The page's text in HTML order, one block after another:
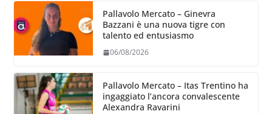
Pallavolo Mercato – Ginevra
Bazzani è una nuova tigre con
talento ed entusiasmo
06/08/2026
Pallavolo Mercato – Itas Trentino ha
ingaggiato l’ancora convalescente
Alexandra Ravarini